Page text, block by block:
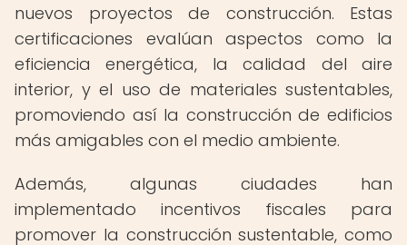
nuevos proyectos de construcción. Estas
certificaciones evalúan aspectos como la
eficiencia energética, la calidad del aire
interior, y el uso de materiales sustentables,
promoviendo así la construcción de edificios
más amigables con el medio ambiente.
Además, algunas ciudades han
implementado incentivos fiscales para
promover la construcción sustentable, como